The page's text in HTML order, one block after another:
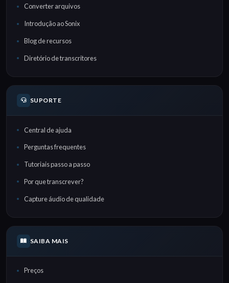
Converter arquivos
Introdução ao Sonix
Blog de recursos
Diretório de transcritores
SUPORTE
Central de ajuda
Perguntas frequentes
Tutoriais passo a passo
Por que transcrever?
Capture áudio de qualidade
SAIBA MAIS
Preços